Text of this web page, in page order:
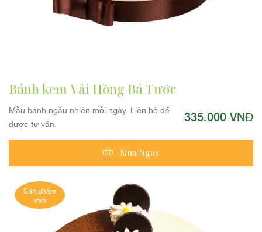
Bánh kem Vải Hồng Bá Tước
Mẫu bánh ngẫu nhiên mỗi ngày. Liên hệ để
được tư vấn.
335.000 VNĐ
Mua Ngay
Sản phẩm
mới